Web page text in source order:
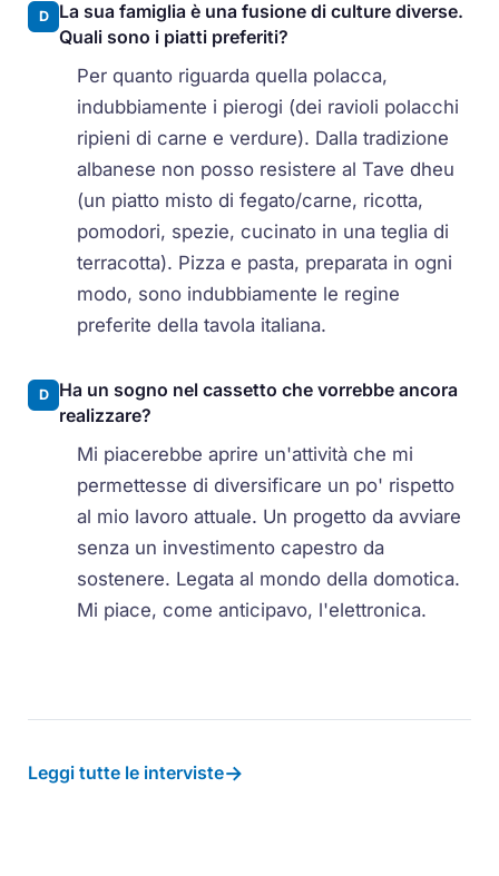
D
La sua famiglia è una fusione di culture diverse.
Quali sono i piatti preferiti?
Per quanto riguarda quella polacca,
indubbiamente i pierogi (dei ravioli polacchi
ripieni di carne e verdure). Dalla tradizione
albanese non posso resistere al Tave dheu
(un piatto misto di fegato/carne, ricotta,
pomodori, spezie, cucinato in una teglia di
terracotta). Pizza e pasta, preparata in ogni
modo, sono indubbiamente le regine
preferite della tavola italiana.
D
Ha un sogno nel cassetto che vorrebbe ancora
realizzare?
Mi piacerebbe aprire un'attività che mi
permettesse di diversificare un po' rispetto
al mio lavoro attuale. Un progetto da avviare
senza un investimento capestro da
sostenere. Legata al mondo della domotica.
Mi piace, come anticipavo, l'elettronica.
Leggi tutte le interviste→